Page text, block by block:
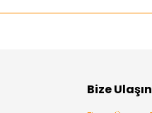
Bize Ulaşın